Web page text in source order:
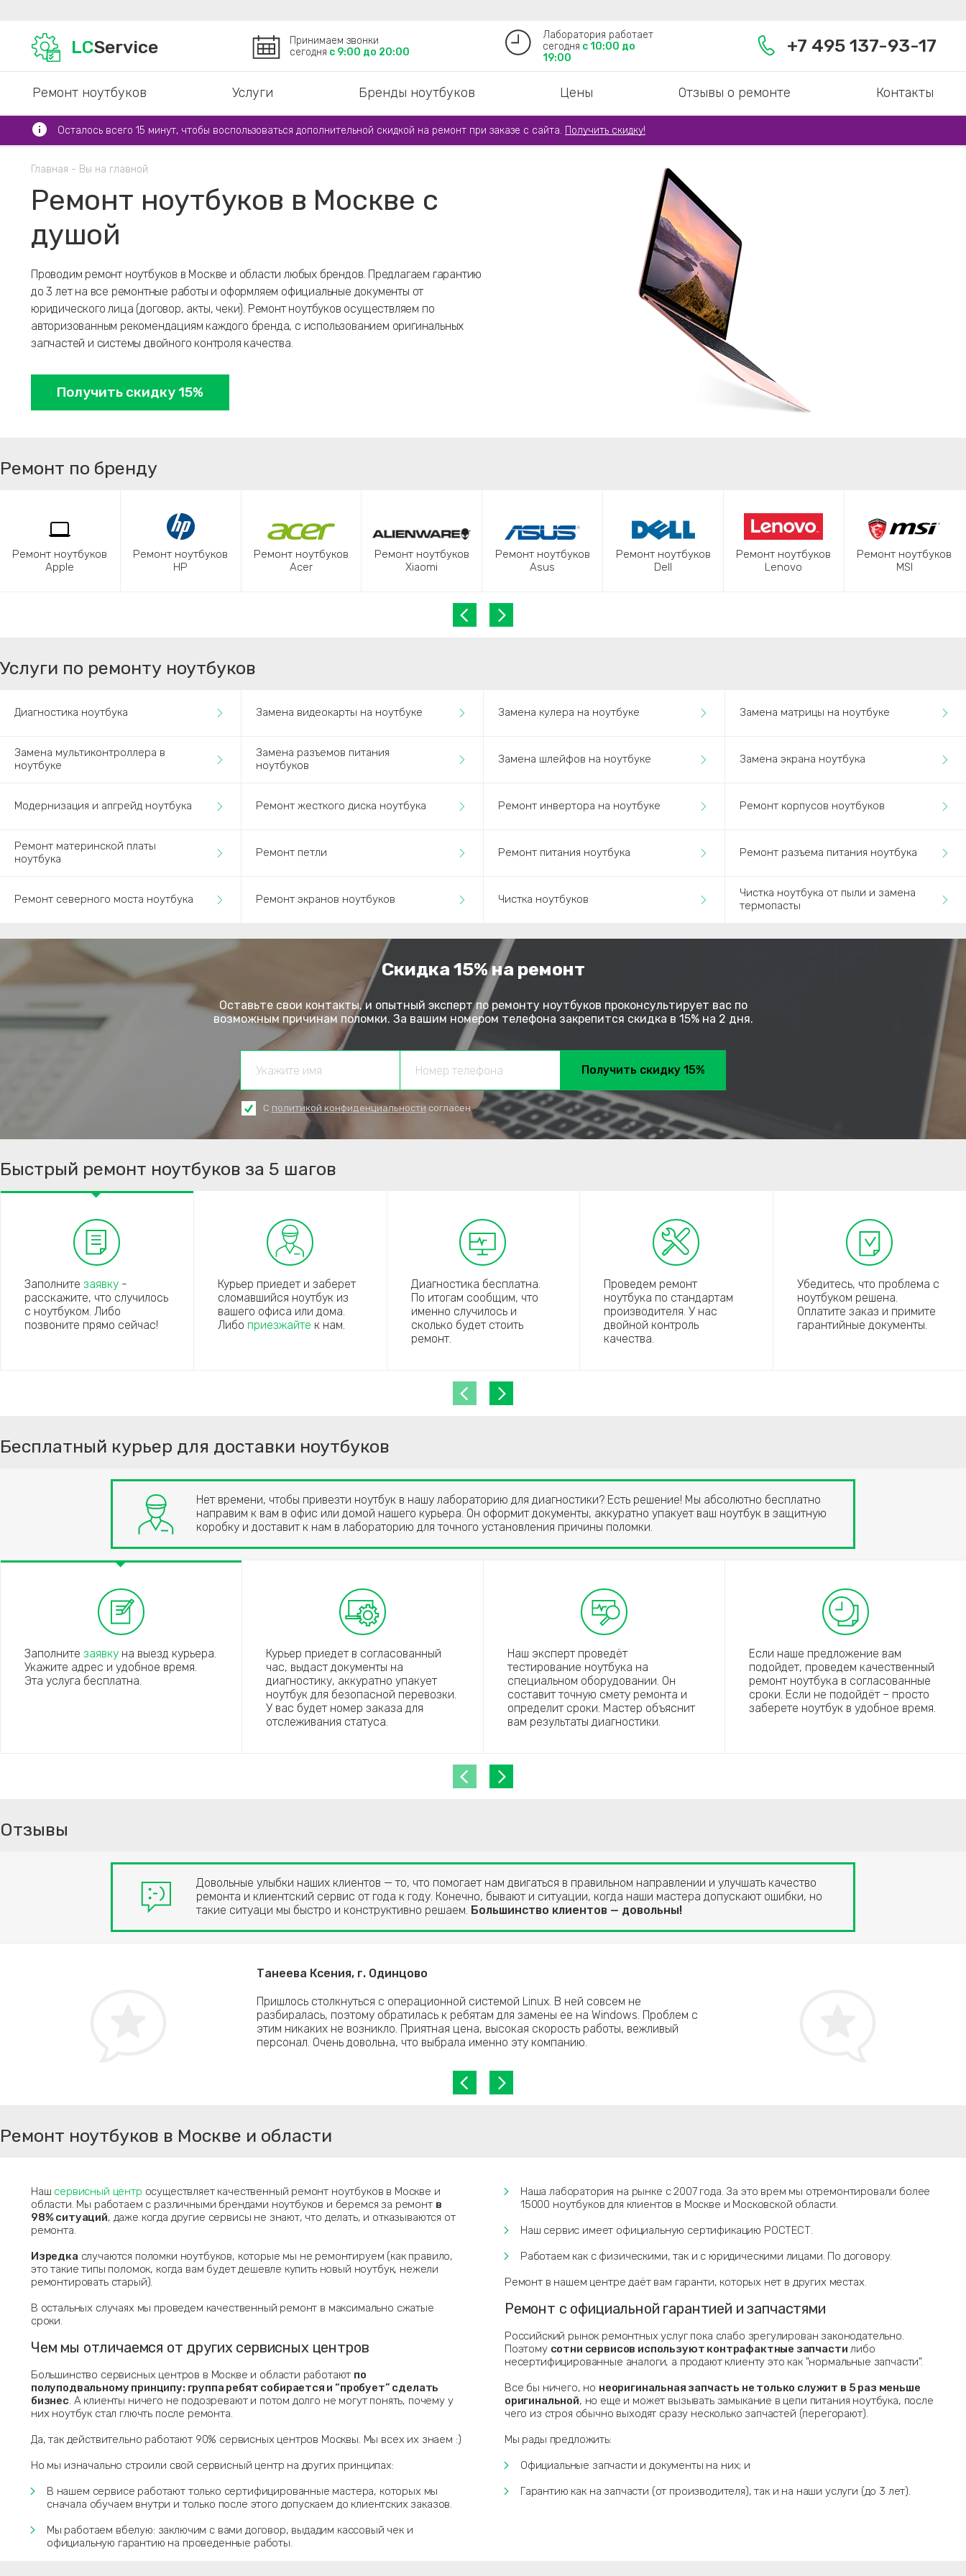
LCService
Принимаем звонки
сегодня с 9:00 до 20:00
Лаборатория работает
сегодня с 10:00 до
19:00
+7 495 137-93-17
Ремонт ноутбуков Услуги Бренды ноутбуков Цены Отзывы о ремонте Контакты
Осталось всего 15 минут, чтобы воспользоваться дополнительной скидкой на ремонт при заказе с сайта. Получить скидку!
Главная Вы на главной
Ремонт ноутбуков в Москве с
душой
Проводим ремонт ноутбуков в Москве и области любых брендов. Предлагаем гарантию
до 3 лет на все ремонтные работы и оформляем официальные документы от
юридического лица (договор, акты, чеки). Ремонт ноутбуков осуществляем по
авторизованным рекомендациям каждого бренда, с использованием оригинальных
запчастей и системы двойного контроля качества.
Получить скидку 15%
Ремонт по бренду
Ремонт ноутбуков
Apple
Ремонт ноутбуков
HP
Ремонт ноутбуков
Acer
Ремонт ноутбуков
Xiaomi
Ремонт ноутбуков
Asus
Ремонт ноутбуков
Dell
Ремонт ноутбуков
Lenovo
Ремонт ноутбуков
MSI
Услуги по ремонту ноутбуков
Диагностика ноутбука Замена видеокарты на ноутбуке Замена кулера на ноутбуке Замена матрицы на ноутбуке
Замена мультиконтроллера в
ноутбуке
Замена разъемов питания
ноутбуков
Замена шлейфов на ноутбуке Замена экрана ноутбука
Модернизация и апгрейд ноутбука Ремонт жесткого диска ноутбука Ремонт инвертора на ноутбуке Ремонт корпусов ноутбуков
Ремонт материнской платы
ноутбука
Ремонт петли Ремонт питания ноутбука Ремонт разъема питания ноутбука
Ремонт северного моста ноутбука Ремонт экранов ноутбуков Чистка ноутбуков
Чистка ноутбука от пыли и замена
термопасты
Скидка 15% на ремонт
Оставьте свои контакты, и опытный эксперт по ремонту ноутбуков проконсультирует вас по
возможным причинам поломки. За вашим номером телефона закрепится скидка в 15% на 2 дня.
Получить скидку 15%
С политикой конфиденциальностисогласен
Быстрый ремонт ноутбуков за 5 шагов
Заполните заявку -
расскажите, что случилось
с ноутбуком. Либо
позвоните прямо сейчас!
Курьер приедет и заберет
сломавшийся ноутбук из
вашего офиса или дома.
Либо приезжайте к нам.
Диагностика бесплатна.
По итогам сообщим, что
именно случилось и
сколько будет стоить
ремонт.
Проведем ремонт
ноутбука по стандартам
производителя. У нас
двойной контроль
качества.
Убедитесь, что проблема с
ноутбуком решена.
Оплатите заказ и примите
гарантийные документы.
Бесплатный курьер для доставки ноутбуков
Нет времени, чтобы привезти ноутбук в нашу лабораторию для диагностики? Есть решение! Мы абсолютно бесплатно
направим к вам в офис или домой нашего курьера. Он оформит документы, аккуратно упакует ваш ноутбук в защитную
коробку и доставит к нам в лабораторию для точного установления причины поломки.
Заполните заявку на выезд курьера.
Укажите адрес и удобное время.
Эта услуга бесплатна.
Курьер приедет в согласованный
час, выдаст документы на
диагностику, аккуратно упакует
ноутбук для безопасной перевозки.
У вас будет номер заказа для
отслеживания статуса.
Наш эксперт проведёт
тестирование ноутбука на
специальном оборудовании. Он
составит точную смету ремонта и
определит сроки. Мастер объяснит
вам результаты диагностики.
Если наше предложение вам
подойдет, проведем качественный
ремонт ноутбука в согласованные
сроки. Если не подойдёт – просто
заберете ноутбук в удобное время.
Отзывы
Довольные улыбки наших клиентов — то, что помогает нам двигаться в правильном направлении и улучшать качество
ремонта и клиентский сервис от года к году. Конечно, бывают и ситуации, когда наши мастера допускают ошибки, но
такие ситуаци мы быстро и конструктивно решаем. Большинство клиентов — довольны!
Танеева Ксения, г. Одинцово
Пришлось столкнуться с операционной системой Linux. В ней совсем не
разбиралась, поэтому обратилась к ребятам для замены ее на Windows. Проблем с
этим никаких не возникло. Приятная цена, высокая скорость работы, вежливый
персонал. Очень довольна, что выбрала именно эту компанию.
Ремонт ноутбуков в Москве и области
Наш сервисный центр осуществляет качественный ремонт ноутбуков в Москве и
области. Мы работаем с различными брендами ноутбуков и беремся за ремонт в
98% ситуаций, даже когда другие сервисы не знают, что делать, и отказываются от
ремонта.
Изредка случаются поломки ноутбуков, которые мы не ремонтируем (как правило,
это такие типы поломок, когда вам будет дешевле купить новый ноутбук, нежели
ремонтировать старый).
В остальных случаях мы проведем качественный ремонт в максимально сжатые
сроки.
Чем мы отличаемся от других сервисных центров
Большинство сервисных центров в Москве и области работают по
полуподвальному принципу: группа ребят собирается и “пробует” сделать
бизнес. А клиенты ничего не подозревают и потом долго не могут понять, почему у
них ноутбук стал глючть после ремонта.
Да, так действительно работают 90% сервисных центров Москвы. Мы всех их знаем :)
Но мы изначально строили свой сервисный центр на других принципах:
В нашем сервисе работают только сертифицированные мастера, которых мы
сначала обучаем внутри и только после этого допускаем до клиентских заказов.
Мы работаем вбелую: заключим с вами договор, выдадим кассовый чек и
официальную гарантию на проведенные работы.
Наша лаборатория на рынке с 2007 года. За это врем мы отремонтировали более
15000 ноутбуков для клиентов в Москве и Московской области.
Наш сервис имеет официальную сертификацию РОСТЕСТ.
Работаем как с физическими, так и с юридическими лицами. По договору.
Ремонт в нашем центре даёт вам гаранти, которых нет в других местах.
Ремонт с официальной гарантией и запчастями
Российский рынок ремонтных услуг пока слабо зрегулирован законодательно.
Поэтому сотни сервисов используют контрафактные запчасти либо
несертифицированные аналоги, а продают клиенту это как "нормальные запчасти".
Все бы ничего, но неоригинальная запчасть не только служит в 5 раз меньше
оригинальной, но еще и может вызывать замыкание в цепи питания ноутбука, после
чего из строя обычно выходят сразу несколько запчастей (перегорают).
Мы рады предложить:
Официальные запчасти и документы на них; и
Гарантию как на запчасти (от производителя), так и на наши услуги (до 3 лет).